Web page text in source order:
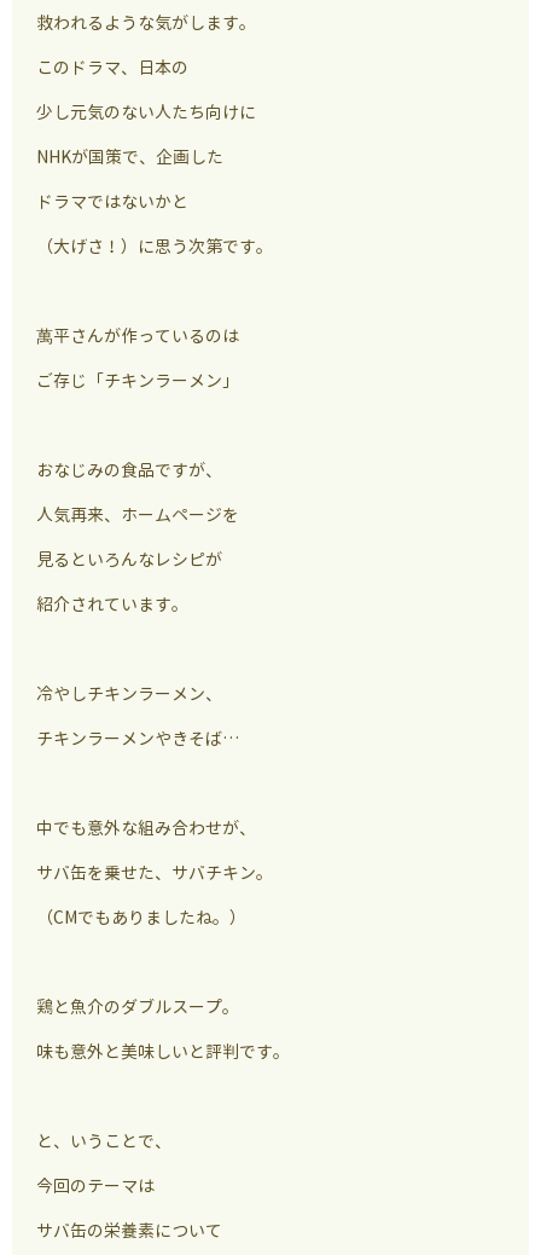
救われるような気がします。
このドラマ、日本の
少し元気のない人たち向けに
NHKが国策で、企画した
ドラマではないかと
（大げさ！）に思う次第です。
萬平さんが作っているのは
ご存じ「チキンラーメン」
おなじみの食品ですが、
人気再来、ホームページを
見るといろんなレシピが
紹介されています。
冷やしチキンラーメン、
チキンラーメンやきそば…
中でも意外な組み合わせが、
サバ缶を乗せた、サバチキン。
（CMでもありましたね。）
鶏と魚介のダブルスープ。
味も意外と美味しいと評判です。
と、いうことで、
今回のテーマは
サバ缶の栄養素について